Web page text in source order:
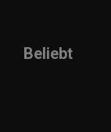
Beliebt